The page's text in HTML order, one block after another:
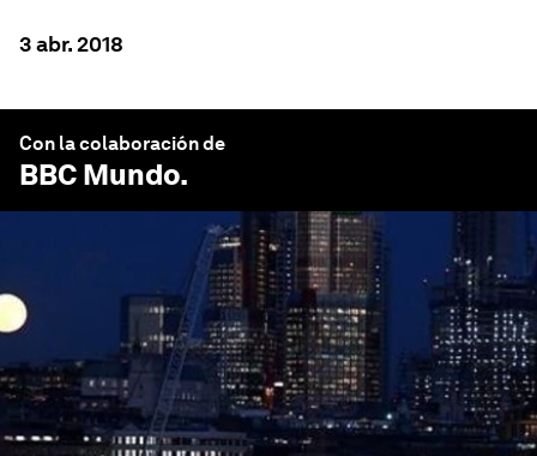
3 abr. 2018
Con la colaboración de
BBC Mundo.